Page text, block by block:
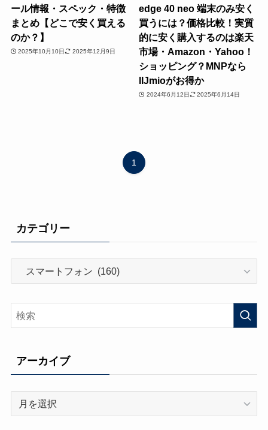
ール情報・スペック・特徴
まとめ【どこで安く買える
のか？】
2025年10月10日 2025年12月9日
edge 40 neo 端末のみ安く
買うには？価格比較！実質
的に安く購入するのは楽天
市場・Amazon・Yahoo！
ショッピング？MNPなら
IIJmioがお得か
2024年6月12日 2025年6月14日
1
カテゴリー
リ
ー
アーカイブ